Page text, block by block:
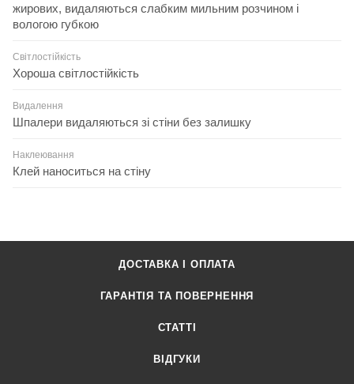
жирових, видаляються слабким мильним розчином і
вологою губкою
Світлостійкість
Хороша світлостійкість
Видалення
Шпалери видаляються зі стіни без залишку
Наклеювання
Клей наноситься на стіну
ДОСТАВКА І ОПЛАТА
ГАРАНТІЯ ТА ПОВЕРНЕННЯ
СТАТТІ
ВІДГУКИ